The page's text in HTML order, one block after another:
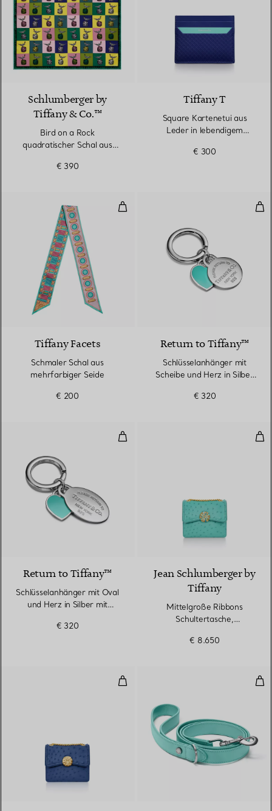
3 Farben
Schlumberger by
Tiffany & Co.™
Bird on a Rock
quadratischer Schal aus
€ 390
Tiffany T
Square Kartenetui aus
Leder in lebendigem
€ 300
Schmaler Schal aus
Tiffany Facets
Schmaler Schal aus
mehrfarbiger Seide
€ 200
Return to Tiffany™
Schlüsselanhänger mit
Scheibe und Herz in Silber
€ 320
Schlüsselanhänger mit Oval
Return to Tiffany™
Schlüsselanhänger mit Oval
und Herz in Silber mit
€ 320
Jean Schlumberger by
Tiffany
Mittelgroße Ribbons
Schultertasche,
€ 8.650
Mittelgroße Ribbons